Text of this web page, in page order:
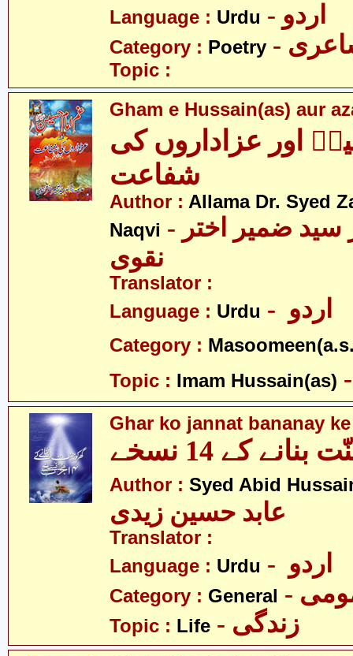
Language : Urdu - اردو
Category : Poetry
Topic :
Gham e Hussain(as) aur
اور عزاداروں کی
شفاعت
Author : Allama Dr. Syed
Naqvi - علامہ ڈاکٹر سید ضمیر اختر
نقوی
Translator :
Language : Urdu
Category :
Topic : Imam Hussain(as)
Ghar ko jannat bananay
کے 14 نسخے
Author : Syed Abid
عابد حسین زیدی
Translator :
Language : Urdu
Category : General
Topic : Life